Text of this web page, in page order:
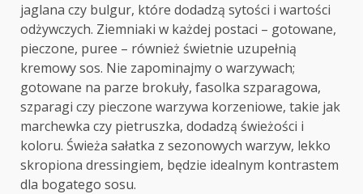
jaglana czy bulgur, które dodadzą sytości i wartości
odżywczych. Ziemniaki w każdej postaci – gotowane,
pieczone, puree – również świetnie uzupełnią
kremowy sos. Nie zapominajmy o warzywach;
gotowane na parze brokuły, fasolka szparagowa,
szparagi czy pieczone warzywa korzeniowe, takie jak
marchewka czy pietruszka, dodadzą świeżości i
koloru. Świeża sałatka z sezonowych warzyw, lekko
skropiona dressingiem, będzie idealnym kontrastem
dla bogatego sosu.